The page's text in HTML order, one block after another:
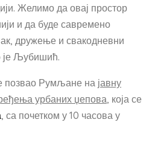
Желимо да овај простор
и да буде савремено
дружење и свакодневни
је Љубишић.
позвао Румљане на јавну
урбаних џепова, која се
, са почетком у 10 часова у